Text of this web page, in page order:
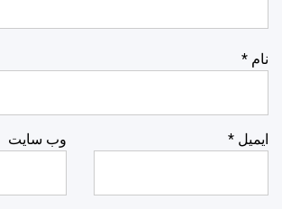
نام *
ایمیل * وب‌ سایت